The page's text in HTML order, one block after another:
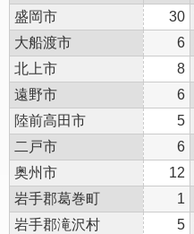
盛岡市
30
大船渡市
6
北上市
8
遠野市
6
陸前高田市
5
二戸市
6
奥州市
12
岩手郡葛巻町
1
岩手郡滝沢村
5